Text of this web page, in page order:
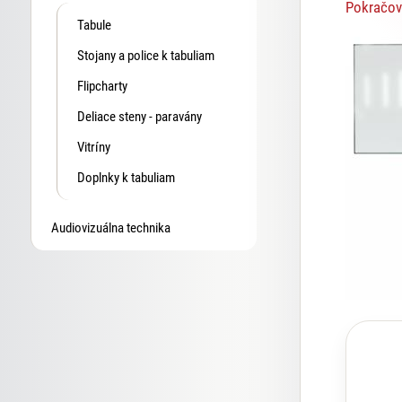
Tabule
Stojany a police k tabuliam
Flipcharty
Deliace steny - paravány
Vitríny
Doplnky k tabuliam
Audiovizuálna technika